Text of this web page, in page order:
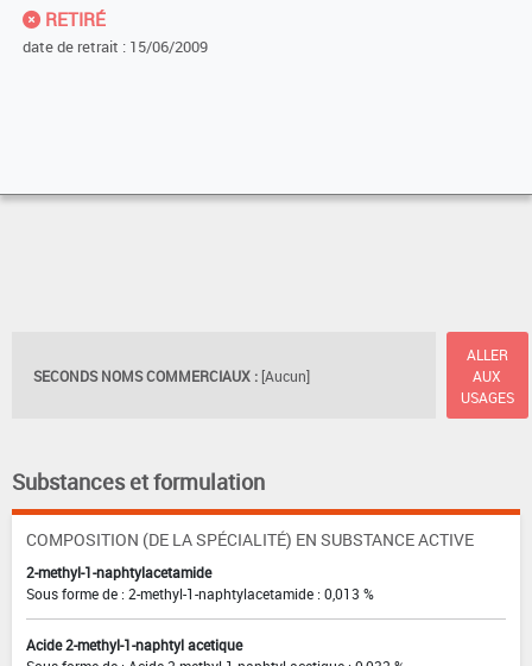
RETIRÉ
date de retrait : 15/06/2009
SECONDS NOMS COMMERCIAUX : [Aucun]
ALLER
AUX
USAGES
Substances et formulation
COMPOSITION (DE LA SPÉCIALITÉ) EN SUBSTANCE ACTIVE
2-methyl-1-naphtylacetamide
Sous forme de : 2-methyl-1-naphtylacetamide : 0,013 %
Acide 2-methyl-1-naphtyl acetique